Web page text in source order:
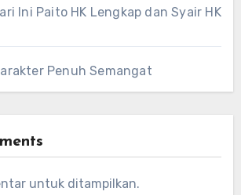
Ini Paito HK Lengkap dan Syair HK
Penuh Semangat
untuk ditampilkan.